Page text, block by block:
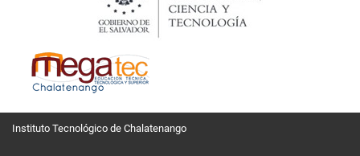
Instituto Tecnológico de Chalatenango